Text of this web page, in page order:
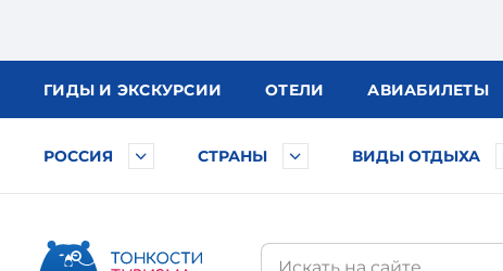
ГИДЫ И ЭКСКУРСИИ ОТЕЛИ АВИАБИЛЕТЫ
РОССИЯ СТРАНЫ ВИДЫ ОТДЫХА